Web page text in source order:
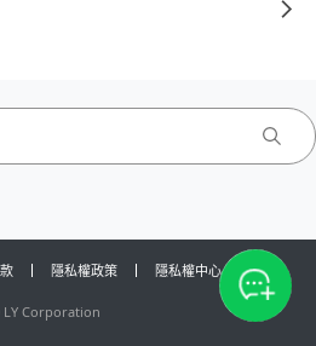
隱私權政策 隱私權中心
LY Corporation